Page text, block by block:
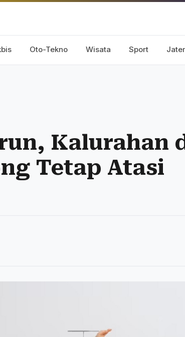
Oto-Tekno Wisata Sport
Kalurahan
Tetap Atasi